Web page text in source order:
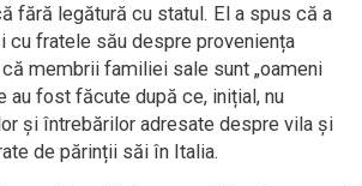
fără legătură cu statul. El a spus că a
cu fratele său despre proveniența
membrii familiei sale sunt „oameni
au fost făcute după ce, inițial, nu
și întrebărilor adresate despre vila și
de părinții săi în Italia.